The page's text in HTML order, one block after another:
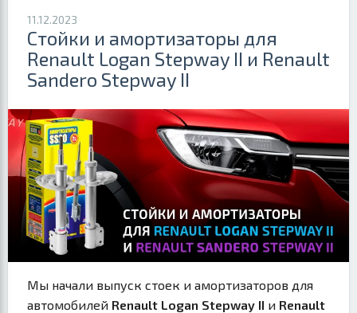
11.12.2023
Стойки и амортизаторы для
Renault Logan Stepway II и Renault
Sandero Stepway II
Мы начали выпуск стоек и амортизаторов для
автомобилей Renault Logan Stepway II и Renault